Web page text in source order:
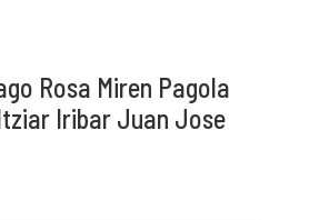
Rosa Miren Pagola
Iribar Juan Jose